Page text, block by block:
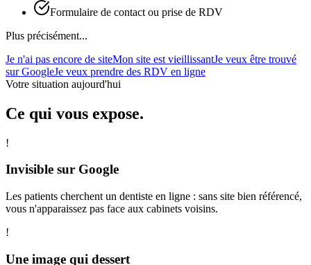
Formulaire de contact ou prise de RDV
Plus précisément...
Je n'ai pas encore de siteMon site est vieillissantJe veux être trouvé
sur GoogleJe veux prendre des RDV en ligne
Votre situation aujourd'hui
Ce qui vous expose.
!
Invisible sur Google
Les patients cherchent un dentiste en ligne : sans site bien référencé,
vous n'apparaissez pas face aux cabinets voisins.
!
Une image qui dessert